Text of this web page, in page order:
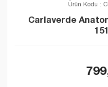
Ürün Kodu :
Carlaverde